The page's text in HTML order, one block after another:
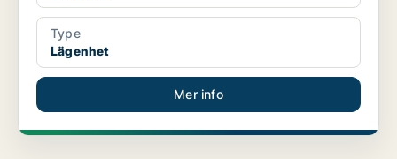
Type
Lägenhet
Mer info